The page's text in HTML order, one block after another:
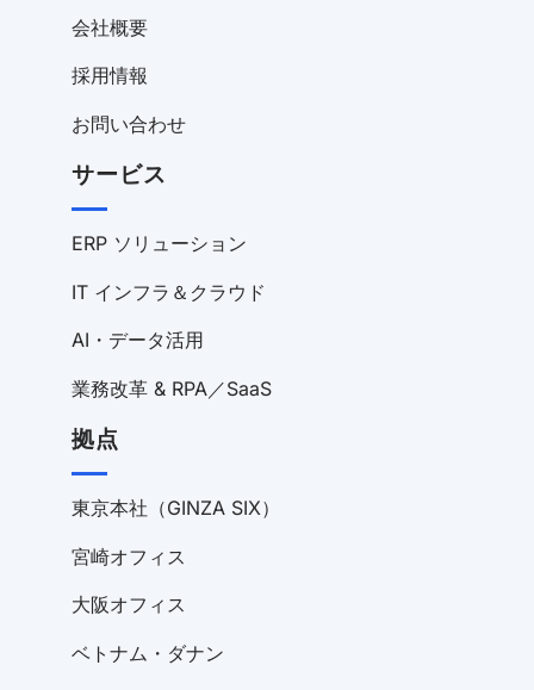
会社概要
採用情報
お問い合わせ
サービス
ERP ソリューション
IT インフラ＆クラウド
AI・データ活用
業務改革 & RPA／SaaS
拠点
東京本社（GINZA SIX）
宮崎オフィス
大阪オフィス
ベトナム・ダナン